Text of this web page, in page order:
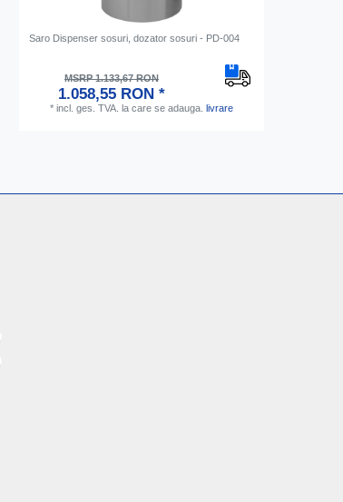
Saro Dispenser sosuri, dozator sosuri - PD-004
MSRP 1.133,67 RON
1.058,55 RON *
* incl. ges. TVA. la care se adauga. livrare